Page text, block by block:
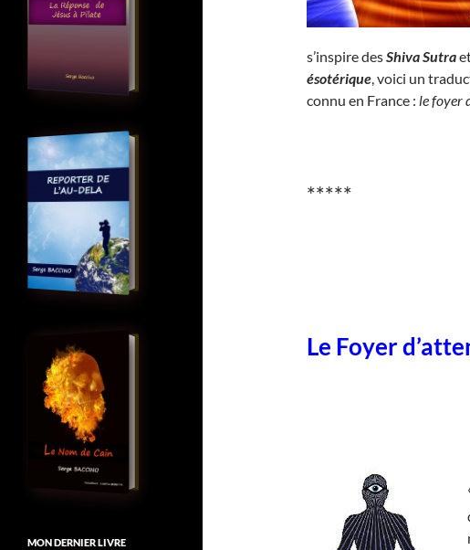
s’inspire desShiva Sutra
ésotérique, voici un
connu en France : le foyer
*****
Le Foyer
MON DERNIER LIVRE